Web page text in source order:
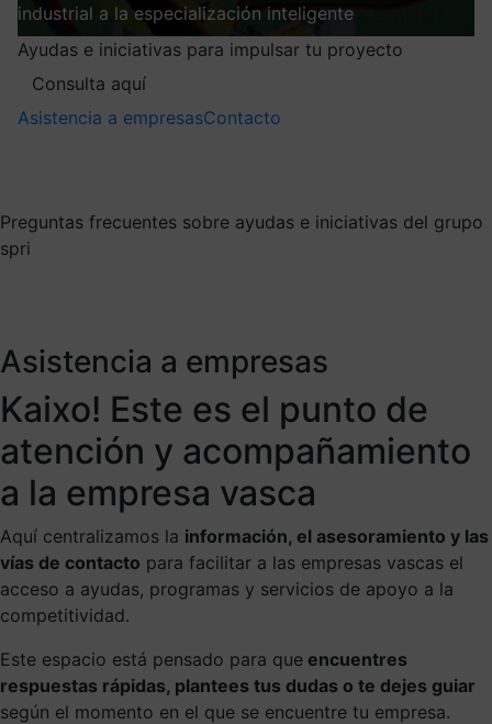
industrial a la especialización inteligente
Ayudas e iniciativas para impulsar tu proyecto
Consulta aquí
Asistencia a empresasContacto
Preguntas frecuentes sobre ayudas e iniciativas del grupo
spri
Asistencia a empresas
Kaixo! Este es el punto de
atención y acompañamiento
a la empresa vasca
Aquí centralizamos la información, el asesoramiento y las
vías de contacto para facilitar a las empresas vascas el
acceso a ayudas, programas y servicios de apoyo a la
competitividad.
Este espacio está pensado para que encuentres
respuestas rápidas, plantees tus dudas o te dejes guiar
según el momento en el que se encuentre tu empresa.